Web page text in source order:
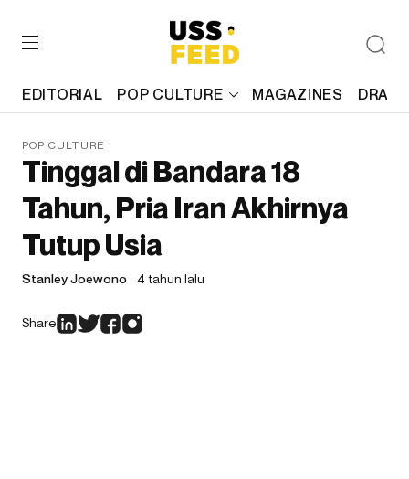
EDITORIAL POP CULTURE MAGAZINES
POP CULTURE
Tinggal di Bandara 18
Tahun, Pria Iran Akhirnya
Tutup Usia
Stanley Joewono 4 tahun lalu
Share